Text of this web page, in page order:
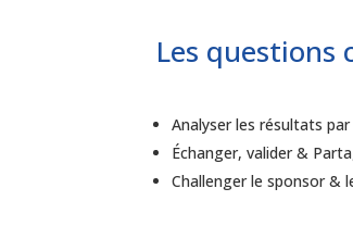
Les questions
Analyser les résultats
Échanger, valider &
Challenger le sponsor &